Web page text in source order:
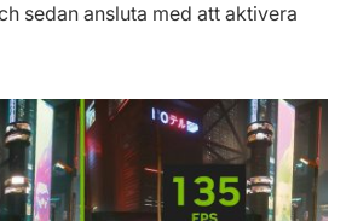
sedan ansluta med att aktivera